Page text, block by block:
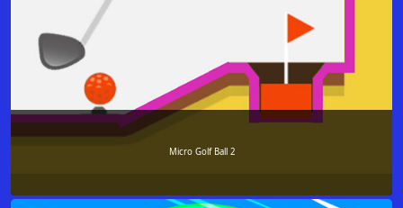
Micro Golf Ball 2